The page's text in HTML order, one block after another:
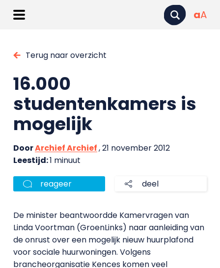
aA
Terug naar overzicht
16.000
studentenkamers is
mogelijk
DoorArchief Archief, 21 november 2012
Leestijd:1 minuut
reageer deel
De minister beantwoordde Kamervragen van
Linda Voortman (GroenLinks) naar aanleiding van
de onrust over een mogelijk nieuw huurplafond
voor sociale huurwoningen. Volgens
brancheorganisatie Kences komen veel